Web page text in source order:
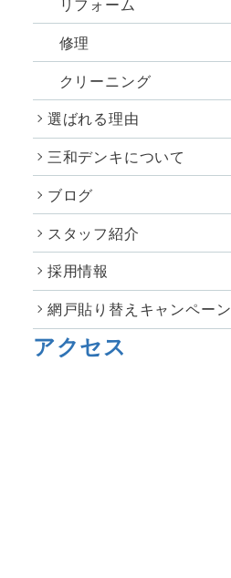
修理
クリーニング
選ばれる理由
三和デンキについて
ブログ
スタッフ紹介
採用情報
網戸貼り替えキャンペーン
アクセス